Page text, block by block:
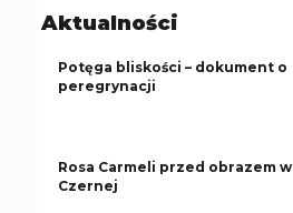
Aktualności
Potęga bliskości – dokument o
peregrynacji
Rosa Carmeli przed obrazem w
Czernej